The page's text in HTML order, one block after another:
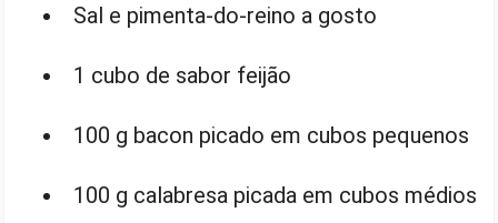
Sal e pimenta-do-reino a gosto
1 cubo de sabor feijão
100 g bacon picado em cubos pequenos
100 g calabresa picada em cubos médios